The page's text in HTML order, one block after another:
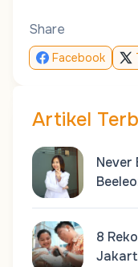
Share
Facebook
Artikel
Never
8